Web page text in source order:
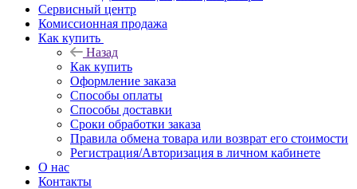
Сервисный центр
Комиссионная продажа
Как купить
Назад
Как купить
Оформление заказа
Способы оплаты
Способы доставки
Сроки обработки заказа
Правила обмена товара или возврат его стоимости
Регистрация/Авторизация в личном кабинете
О нас
Контакты